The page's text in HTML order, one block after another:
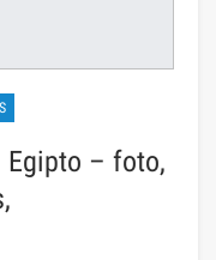
Egipto – foto,